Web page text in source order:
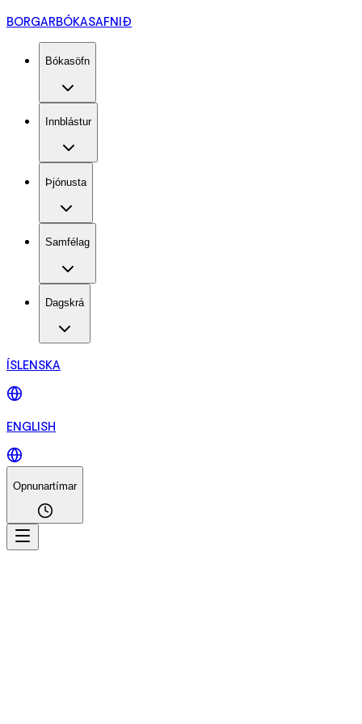
BORGARBÓKASAFNIÐ
Bókasöfn
Innblástur
Þjónusta
Samfélag
Dagskrá
ÍSLENSKA
ENGLISH
Opnunartímar